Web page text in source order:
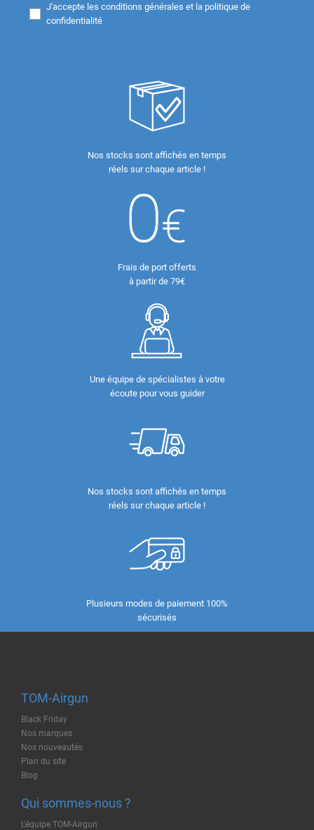
J'accepte les conditions générales et la politique de
confidentialité
Nos stocks sont affichés en temps
réels sur chaque article !
Frais de port offerts
à partir de 79€
Une équipe de spécialistes à votre
écoute pour vous guider
Nos stocks sont affichés en temps
réels sur chaque article !
Plusieurs modes de paiement 100%
sécurisés
TOM-Airgun
Black Friday
Nos marques
Nos nouveautés
Plan du site
Blog
Qui sommes-nous ?
L'équipe TOM-Airgun